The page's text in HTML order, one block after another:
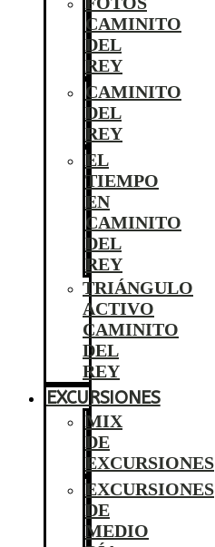
CAMINITO
DEL
REY
CAMINITO
DEL
REY
EL
TIEMPO
EN
CAMINITO
DEL
REY
TRIÁNGULO
ACTIVO
CAMINITO
DEL
REY
EXCURSIONES
MIX
DE
EXCURSIONES
EXCURSIONES
DE
MEDIO